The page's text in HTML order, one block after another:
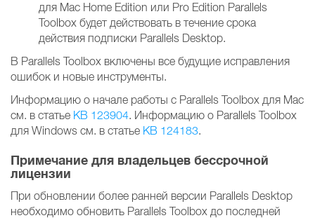
для Mac Home Edition или Pro Edition Parallels
Toolbox будет действовать в течение срока
действия подписки Parallels Desktop.
В Parallels Toolbox включены все будущие исправления
ошибок и новые инструменты.
Информацию о начале работы с Parallels Toolbox для Mac
см. в статье KB 123904. Информацию о Parallels Toolbox
для Windows см. в статье KB 124183.
Примечание для владельцев бессрочной
лицензии
При обновлении более ранней версии Parallels Desktop
необходимо обновить Parallels Toolbox до последней